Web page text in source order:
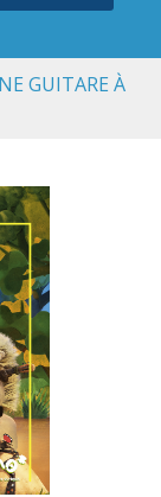
GUITARE À